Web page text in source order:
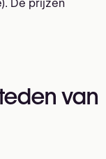
De prijzen
van